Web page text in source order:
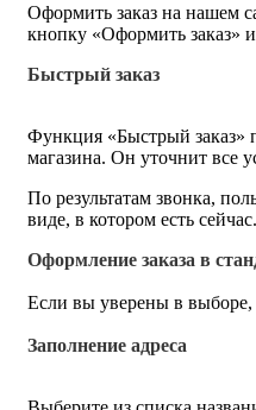
Оформить заказ на нашем
кнопку «Оформить заказ»
Быстрый заказ
Функция «Быстрый заказ»
магазина. Он уточнит все
По результатам звонка,
виде, в котором есть
Оформление заказа в
Если вы уверены в выборе,
Заполнение адреса